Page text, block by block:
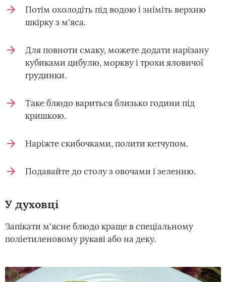
Потім охолодіть під водою і зніміть верхню
шкірку з м'яса.
Для повноти смаку, можете додати нарізану
кубиками цибулю, моркву і трохи яловичої
грудинки.
Таке блюдо вариться близько години під
кришкою.
Наріжте скибочками, полити кетчупом.
Подавайте до столу з овочами і зеленню.
У духовці
Запікати м'ясне блюдо краще в спеціальному
поліетиленовому рукаві або на деку.